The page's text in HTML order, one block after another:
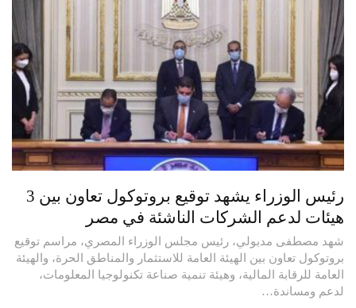
رئيس الوزراء يشهد توقيع بروتوكول تعاون بين 3
هيئات لدعم الشركات الناشئة في مصر
شهد مصطفى مدبولي، رئيس مجلس الوزراء المصري، مراسم توقيع
بروتوكول تعاون بين الهيئة العامة للاستثمار والمناطق الحرة، والهيئة
العامة للرقابة المالية، وهيئة تنمية صناعة تكنولوجيا المعلومات،
لدعم ومساندة…